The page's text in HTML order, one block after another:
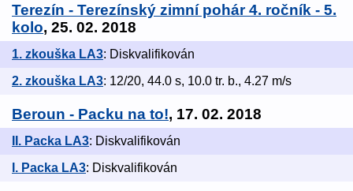
Terezín - Terezínský zimní pohár 4. ročník - 5.
kolo, 25. 02. 2018
1. zkouška LA3: Diskvalifikován
2. zkouška LA3: 12/20, 44.0 s, 10.0 tr. b., 4.27 m/s
Beroun - Packu na to!, 17. 02. 2018
II. Packa LA3: Diskvalifikován
I. Packa LA3: Diskvalifikován